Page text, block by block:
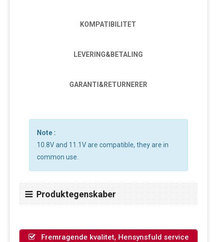
KOMPATIBILITET
LEVERING&BETALING
GARANTI&RETURNERER
Note :
10.8V and 11.1V are compatible, they are in
common use.
Produktegenskaber
Fremragende kvalitet, Hensynsfuld service